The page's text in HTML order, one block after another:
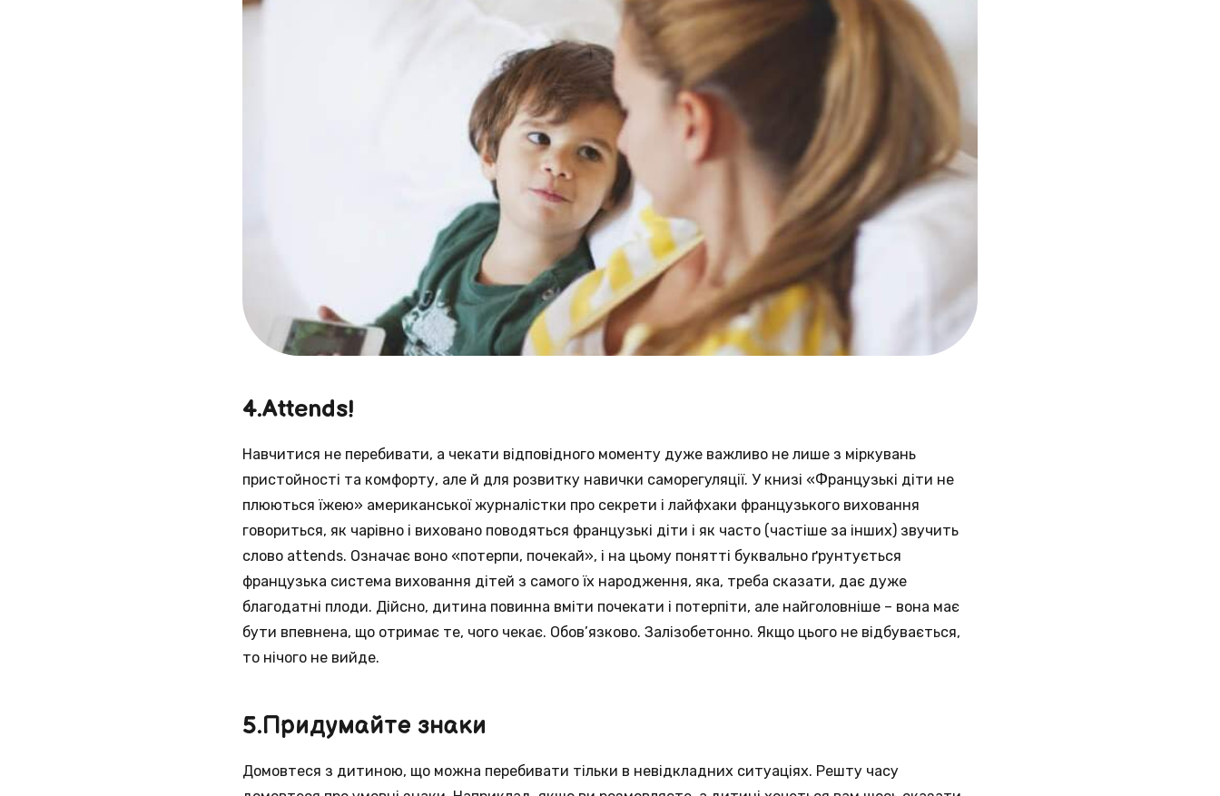
4.Attends!
Навчитися не перебивати, а чекати відповідного моменту дуже важливо не лише з міркувань
пристойності та комфорту, але й для розвитку навички саморегуляції. У книзі «Французькі діти не
плюються їжею» американської журналістки про секрети і лайфхаки французького виховання
говориться, як чарівно і виховано поводяться французькі діти і як часто (частіше за інших) звучить
слово аttends. Означає воно «потерпи, почекай», і на цьому понятті буквально ґрунтується
французька система виховання дітей з самого їх народження, яка, треба сказати, дає дуже
благодатні плоди. Дійсно, дитина повинна вміти почекати і потерпіти, але найголовніше – вона має
бути впевнена, що отримає те, чого чекає. Обов’язково. Залізобетонно. Якщо цього не відбувається,
то нічого не вийде.
5.Придумайте знаки
Домовтеся з дитиною, що можна перебивати тільки в невідкладних ситуаціях. Решту часу